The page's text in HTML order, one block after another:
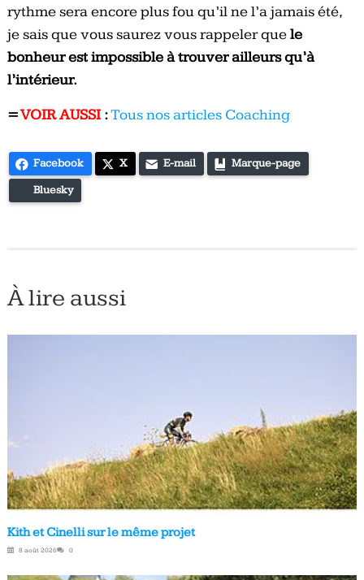
rythme sera encore plus fou qu’il ne l’a jamais été,
je sais que vous saurez vous rappeler quele
bonheur est impossible à trouver ailleurs qu’à
l’intérieur.
=VOIR AUSSI:Tous nos articles Coaching
Facebook X E-mail Marque-page
Bluesky
À lire aussi
Kith et Cinelli sur le même projet
8 août 2026 0